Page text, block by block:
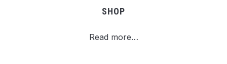
SHOP
Read more…